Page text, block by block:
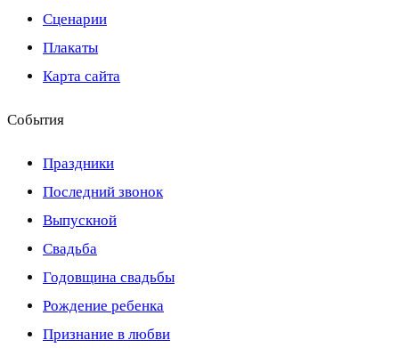
Сценарии
Плакаты
Карта сайта
События
Праздники
Последний звонок
Выпускной
Свадьба
Годовщина свадьбы
Рождение ребенка
Признание в любви